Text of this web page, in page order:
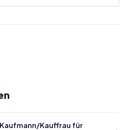
Kauffrau für